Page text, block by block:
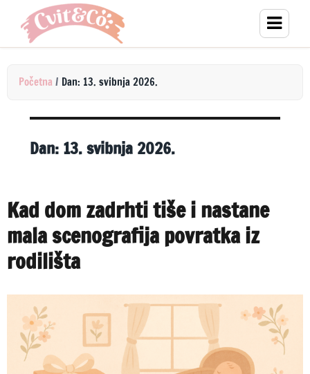
Početna / Dan: 13. svibnja 2026.
Dan: 13. svibnja 2026.
Kad dom zadrhti tiše i nastane
mala scenografija povratka iz
rodilišta